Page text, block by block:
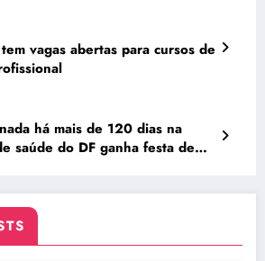
vagas abertas para cursos de
há mais de 120 dias na
saúde do DF ganha festa de